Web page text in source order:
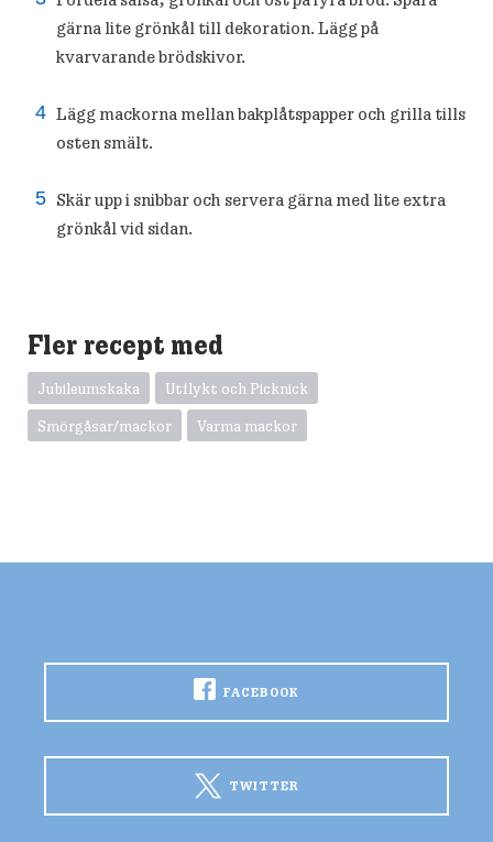
gärna lite grönkål till dekoration. Lägg på
kvarvarande brödskivor.
Lägg mackorna mellan bakplåtspapper och grilla tills
osten smält.
Skär upp i snibbar och servera gärna med lite extra
grönkål vid sidan.
Fler recept med
Jubileumskaka
Utflykt och Picknick
Smörgåsar/mackor
Varma mackor
FACEBOOK
TWITTER